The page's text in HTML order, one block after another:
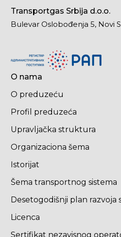
Transportgas Srbija d.o.o.
Bulevar Oslobođenja 5, Novi
O nama
O preduzeću
Profil preduzeća
Upravljačka struktura
Organizaciona šema
Istorijat
Šema transportnog sistema
Desetogodišnji plan razvoja
Licenca
Sertifikat nezavisnog